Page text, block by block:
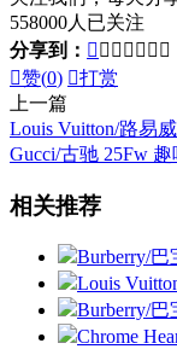
558000人已关注
分享到：       
赞(0) 打赏
上一篇
Louis Vuitton/路易
Gucci/古驰 25Fw
相关推荐
Burberry/巴
Louis
Burberry/
Chrome